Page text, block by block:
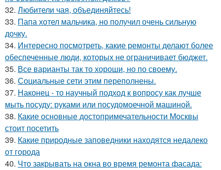
32. Любители чая, объединяйтесь!
33. Папа хотел мальчика, но получил очень сильную
дочку.
34. Интересно посмотреть, какие ремонты делают более
обеспеченные люди, которых не ограничивает бюджет.
35. Все варианты так то хороши, но по своему.
36. Социальные сети этим переполнены.
37. Наконец - то научный подход к вопросу как лучше
мыть посуду: руками или посудомоечной машиной.
38. Какие основные достопримечательности Москвы
стоит посетить
39. Какие природные заповедники находятся недалеко
от города
40. Что закрывать на окна во время ремонта фасада: